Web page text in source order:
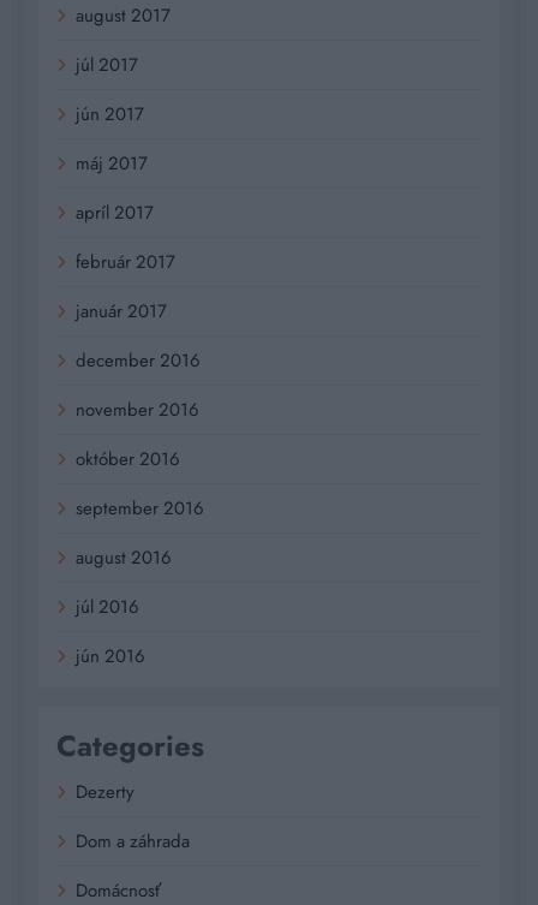
august 2017
júl 2017
jún 2017
máj 2017
apríl 2017
február 2017
január 2017
december 2016
november 2016
október 2016
september 2016
august 2016
júl 2016
jún 2016
Categories
Dezerty
Dom a záhrada
Domácnosť